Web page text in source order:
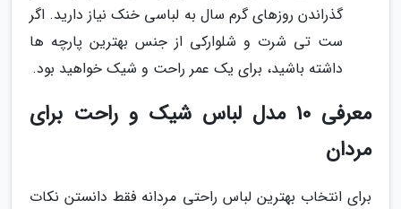
گذراندن روزهای گرم سال به لباسی خنک نیاز دارید. اگر
ست تی شرت و شلوارکی از جنس بهترین پارچه ها
داشته باشید، برای یک عمر راحت و شیک خواهید بود.
معرفی 10 مدل لباس شیک و راحت برای
مردان
برای انتخاب بهترین لباس راحتی مردانه فقط دانستن نکات